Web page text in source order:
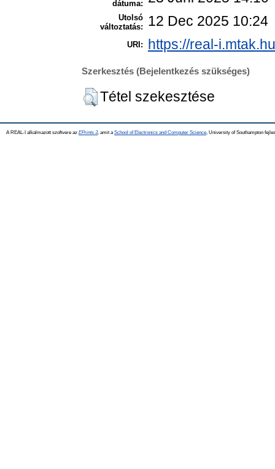
dátuma:
Utolsó
változtatás:
12 Dec 2025 10:24
URI: https://real-
Szerkesztés (Bejelentkezés szükséges)
Tétel szekesztése
A REAL-I alkalmazott szoftvere az EPrints 3, amit a School of Electronics and Computer Science , University of Southampton